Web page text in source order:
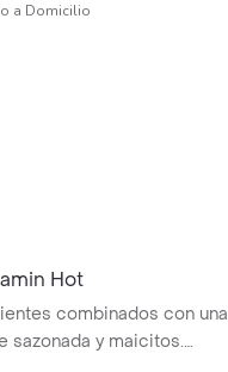
a Domicilio
Hot
combinados con una
sazonada y maicitos.